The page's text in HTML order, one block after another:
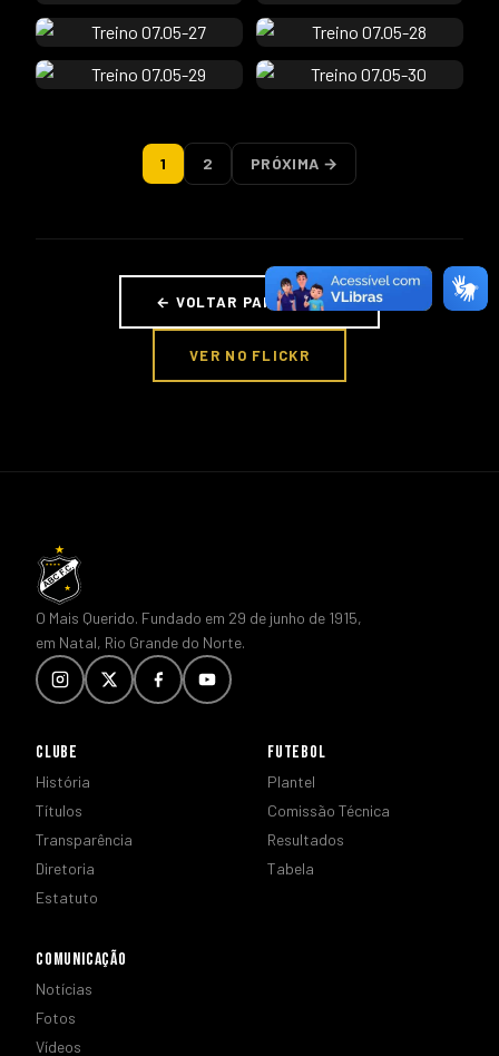
1 2 PRÓXIMA →
← VOLTAR PARA FOTOS
VER NO FLICKR
O Mais Querido. Fundado em 29 de junho de 1915,
em Natal, Rio Grande do Norte.
CLUBE
História
Títulos
Transparência
Diretoria
Estatuto
FUTEBOL
Plantel
Comissão Técnica
Resultados
Tabela
COMUNICAÇÃO
Notícias
Fotos
Vídeos